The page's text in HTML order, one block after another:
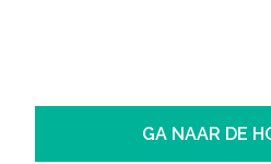
GA NAAR DE